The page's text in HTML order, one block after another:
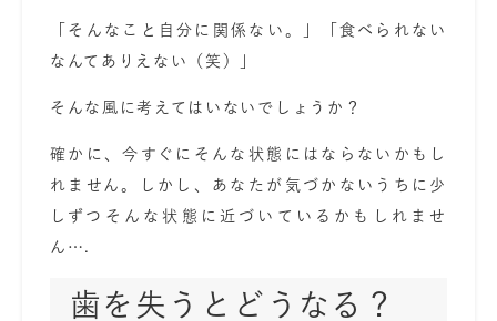
「そんなこと自分に関係ない。」「食べられない
なんてありえない（笑）」
そんな風に考えてはいないでしょうか？
確かに、今すぐにそんな状態にはならないかもし
れません。しかし、あなたが気づかないうちに少
しずつそんな状態に近づいているかもしれませ
ん….
歯を失うとどうなる？